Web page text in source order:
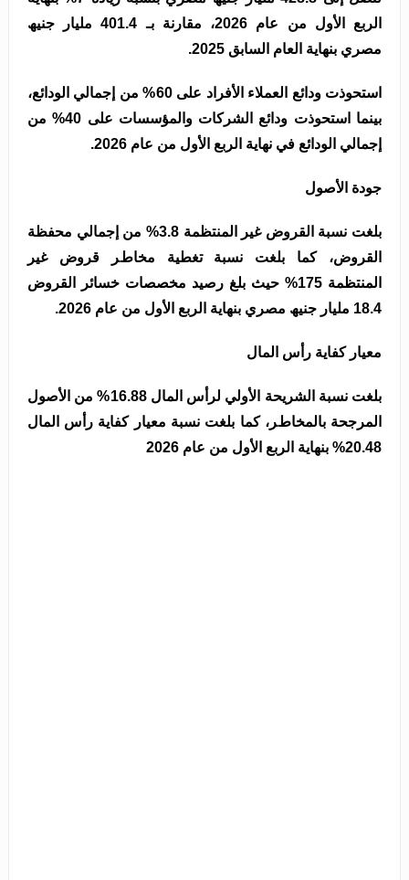
اﻟﺮﺑﻊ اﻷول ﻣﻦ ﻋﺎم 2026، ﻣﻘﺎرﻧﺔ ﺑـ 401.4 ﻣﻠﯿﺎر ﺟﻨﯿﮫ
ﻣﺼﺮي ﺑﻨﮭﺎﯾﺔ اﻟﻌﺎم اﻟﺴﺎﺑﻖ 2025.
اﺳﺘﺤﻮذت وداﺋﻊ اﻟﻌﻤﻼء اﻷﻓﺮاد ﻋﻠﻰ 60% ﻣﻦ إﺟﻤﺎﻟﻲ اﻟﻮداﺋﻊ،
ﺑﯿﻨﻤﺎ اﺳﺘﺤﻮذت وداﺋﻊ اﻟﺸﺮﻛﺎت واﻟﻤﺆﺳﺴﺎت ﻋﻠﻰ 40% ﻣﻦ
إﺟﻤﺎﻟﻲ اﻟﻮداﺋﻊ ﻓﻲ ﻧﮭﺎﯾﺔ اﻟﺮﺑﻊ اﻷول ﻣﻦ ﻋﺎم 2026.
ﺟﻮدة اﻷﺻﻮل
ﺑﻠﻐﺖ ﻧﺴﺒﺔ اﻟﻘﺮوض ﻏﯿﺮ اﻟﻤﻨﺘﻈﻤﺔ 3.8% ﻣﻦ إﺟﻤﺎﻟﻲ ﻣﺤﻔﻈﺔ
اﻟﻘﺮوض، ﻛﻤﺎ ﺑﻠﻐﺖ ﻧﺴﺒﺔ ﺗﻐﻄﯿﺔ ﻣﺨﺎطﺮ ﻗﺮوض ﻏﯿﺮ
اﻟﻤﻨﺘﻈﻤﺔ 175% ﺣﯿﺚ ﺑﻠﻎ رﺻﯿﺪ ﻣﺨﺼﺼﺎت ﺧﺴﺎﺋﺮ اﻟﻘﺮوض
18.4 ﻣﻠﯿﺎر ﺟﻨﯿﮫ ﻣﺼﺮي ﺑﻨﮭﺎﯾﺔ اﻟﺮﺑﻊ اﻷول ﻣﻦ ﻋﺎم 2026.
ﻣﻌﯿﺎر ﻛﻔﺎﯾﺔ رأس اﻟﻤﺎل
ﺑﻠﻐﺖ ﻧﺴﺒﺔ اﻟﺸﺮﯾﺤﺔ اﻷوﻟﻲ ﻟﺮأس اﻟﻤﺎل 16.88% ﻣﻦ اﻷﺻﻮل
اﻟﻤﺮﺟﺤﺔ ﺑﺎﻟﻤﺨﺎطﺮ، ﻛﻤﺎ ﺑﻠﻐﺖ ﻧﺴﺒﺔ ﻣﻌﯿﺎر ﻛﻔﺎﯾﺔ رأس اﻟﻤﺎل
20.48% ﺑﻨﮭﺎﯾﺔ اﻟﺮﺑﻊ اﻷول ﻣﻦ ﻋﺎم 2026